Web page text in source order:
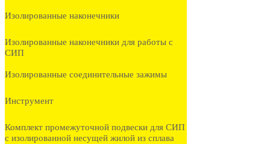
Изолированные наконечники
Изолированные наконечники для работы с
СИП
Изолированные соединительные зажимы
Инструмент
Комплект промежуточной подвески для СИП
с изолированной несущей жилой из сплава